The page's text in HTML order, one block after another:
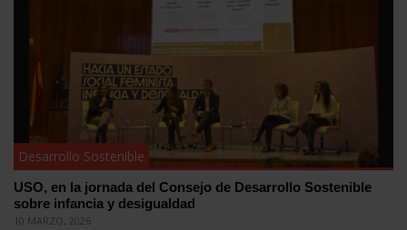
Desarrollo Sostenible
USO, en la jornada del Consejo de Desarrollo Sostenible
sobre infancia y desigualdad
10 MARZO, 2026